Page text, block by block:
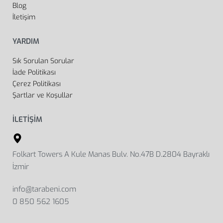
Blog
İletişim
YARDIM
Sık Sorulan Sorular
İade Politikası
Çerez Politikası
Şartlar ve Koşullar
İLETİŞİM
Folkart Towers A Kule Manas Bulv. No.47B D.2804 Bayraklı
İzmir
info@tarabeni.com
0 850 562 1605